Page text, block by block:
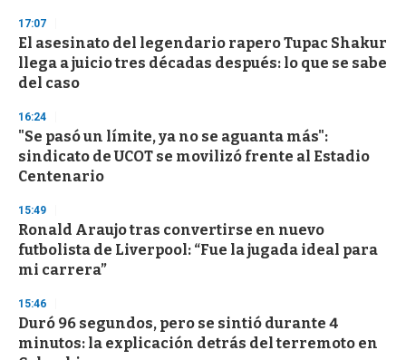
17:07
El asesinato del legendario rapero Tupac Shakur
llega a juicio tres décadas después: lo que se sabe
del caso
16:24
"Se pasó un límite, ya no se aguanta más":
sindicato de UCOT se movilizó frente al Estadio
Centenario
15:49
Ronald Araujo tras convertirse en nuevo
futbolista de Liverpool: “Fue la jugada ideal para
mi carrera”
15:46
Duró 96 segundos, pero se sintió durante 4
minutos: la explicación detrás del terremoto en